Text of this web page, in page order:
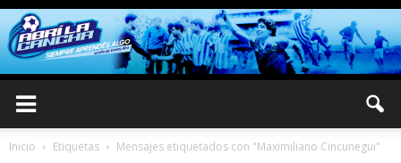
Inicio Etiquetas Mensajes etiquetados con "Maximiliano Cincunegui"